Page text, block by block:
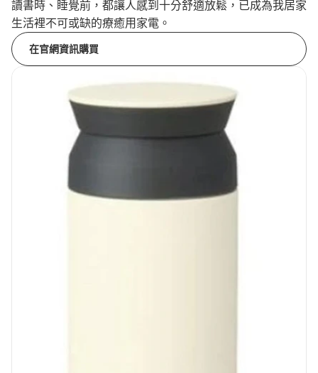
讀書時、睡覺前，都讓人感到十分舒適放鬆，已成為我居家
生活裡不可或缺的療癒用家電。
在官網資訊購買